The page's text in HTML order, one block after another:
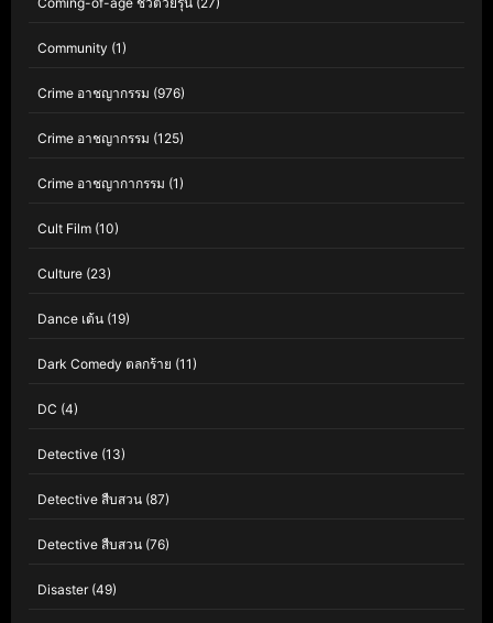
Community (1)
Crime อาชญากรรม (976)
Crime อาชญากรรม (125)
Crime อาชญากากรรม (1)
Cult Film (10)
Culture (23)
Dance เต้น (19)
Dark Comedy ตลกร้าย (11)
DC (4)
Detective (13)
Detective สืบสวน (87)
Detective สืบสวน (76)
Disaster(49)